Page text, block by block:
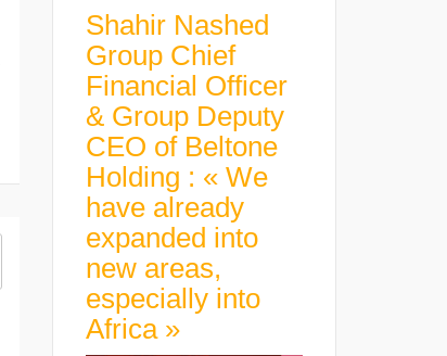
Shahir Nashed
Group Chief
Financial Officer
& Group Deputy
CEO of Beltone
Holding : « We
have already
expanded into
new areas,
especially into
Africa »